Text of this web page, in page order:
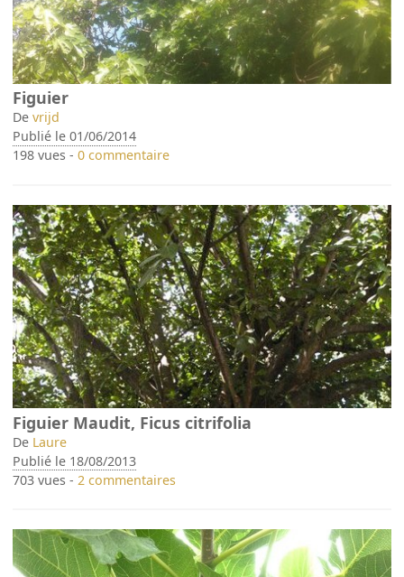
Figuier
Devrijd
Publié le 01/06/2014
198 vues -0 commentaire
Figuier Maudit, Ficus citrifolia
De Laure
Publié le 18/08/2013
703 vues - 2 commentaires